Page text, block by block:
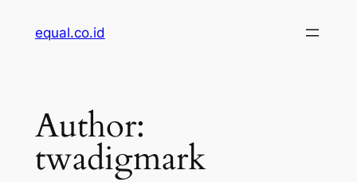
equal.co.id
Author:
twadigmark